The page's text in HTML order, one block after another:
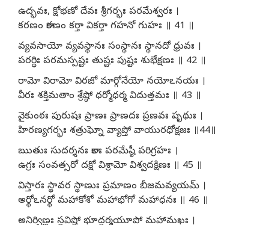
ఉద్భవః, క్షోభణో దేవః శ్రీగర్భః పరమేశ్వరః ।
కరణం కారణం కర్తా వికర్తా గహనో గుహః ॥ 41 ॥
వ్యవసాయో వ్యవస్థానః సంస్థానః స్థానదో ధ్రువః ।
పరర్ధిః పరమస్పష్టః తుష్టః పుష్టః శుభేక్షణః ॥ 42 ॥
రామో విరామో విరజో మార్గోనేయో నయోఽనయః ।
వీరః శక్తిమతాం శ్రేష్ఠో ధర్మోధర్మ విదుత్తమః ॥ 43 ॥
వైకుంఠః పురుషః ప్రాణః ప్రాణదః ప్రణవః పృథుః ।
హిరణ్యగర్భః శత్రుఘ్నో వ్యాప్తో వాయురధోక్షజః ॥44॥
ఋతుః సుదర్శనః కాలః పరమేష్ఠీ పరిగ్రహః ।
ఉగ్రః సంవత్సరో దక్షో విశ్రామో విశ్వదక్షిణః ॥ 45 ॥
విస్తారః స్థావర స్థాణుః ప్రమాణం బీజమవ్యయమ్ ।
అర్థోఽనర్థో మహాకోశో మహాభోగో మహాధనః ॥ 46 ॥
అనిర్విణ్ణః స్థవిష్ఠో భూద్ధర్మయూపో మహామఖః ।